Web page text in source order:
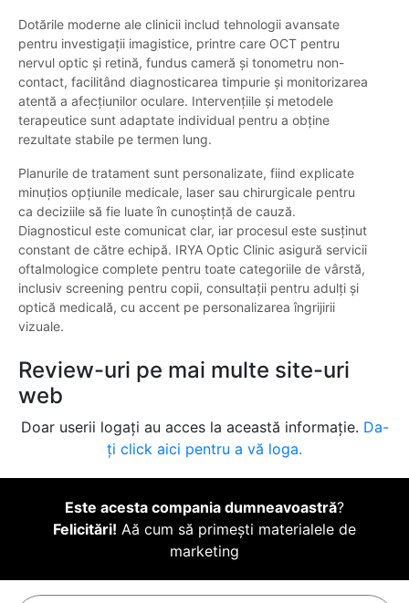
Dotările moderne ale clinicii includ tehnologii avansate
pentru investigații imagistice, printre care OCT pentru
nervul optic și retină, fundus cameră și tonometru non-
contact, facilitând diagnosticarea timpurie și monitorizarea
atentă a afecțiunilor oculare. Intervențiile și metodele
terapeutice sunt adaptate individual pentru a obține
rezultate stabile pe termen lung.
Planurile de tratament sunt personalizate, fiind explicate
minuțios opțiunile medicale, laser sau chirurgicale pentru
ca deciziile să fie luate în cunoștință de cauză.
Diagnosticul este comunicat clar, iar procesul este susținut
constant de către echipă. IRYA Optic Clinic asigură servicii
oftalmologice complete pentru toate categoriile de vârstă,
inclusiv screening pentru copii, consultații pentru adulți și
optică medicală, cu accent pe personalizarea îngrijirii
vizuale.
Review-uri pe mai multe site-uri
web
Doar userii logați au acces la această informație. Da-
ți click aici pentru a vă loga.
Este acesta compania dumneavoastră?
Felicitări! Aă cum să primești materialele de
marketing